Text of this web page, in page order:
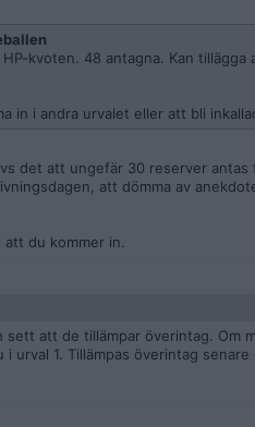
kvoten. 48 antagna. Kan
in i andra urvalet eller att bli
det att ungefär 30 reserver
att dömma av
att du kommer in.
sett att de tillämpar överintag. Om
urval 1. Tillämpas överintag